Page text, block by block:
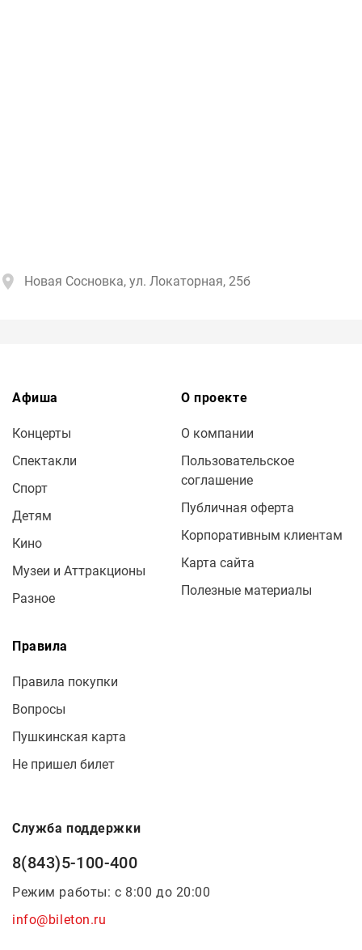
Новая Сосновка, ул. Локаторная, 25б
Афиша
Концерты
Спектакли
Спорт
Детям
Кино
Музеи и Аттракционы
Разное
О проекте
О компании
Пользовательское
соглашение
Публичная оферта
Корпоративным клиентам
Карта сайта
Полезные материалы
Правила
Правила покупки
Вопросы
Пушкинская карта
Не пришел билет
Служба поддержки
8(843)5-100-400
Режим работы: с 8:00 до 20:00
info@bileton.ru